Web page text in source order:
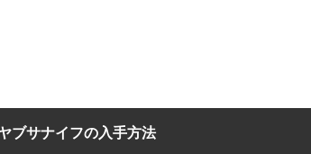
ブサナイフの入手方法